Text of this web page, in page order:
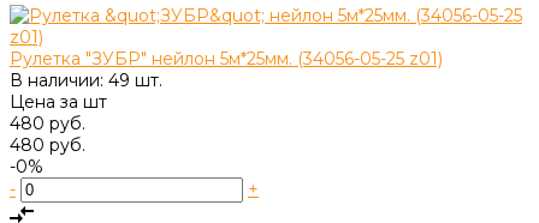
Рулетка "ЗУБР" нейлон 5м*25мм. (34056-05-25 z01)
В наличии: 49 шт.
Цена за шт
480 руб.
480 руб.
-0%
-
+